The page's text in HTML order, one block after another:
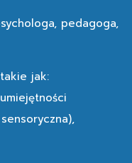
pedagoga,
jak: